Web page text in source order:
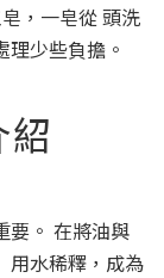
，一皂從 頭洗
少些負擔。
要。 在將油與
用水稀釋，成為